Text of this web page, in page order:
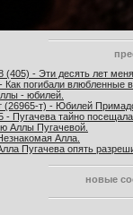
- Эти десять лет меня
погибали влюбленные в
- юбилей.
(26965-т) - Юбилей
Пугачева тайно посещала
Аллы Пугачевой.
Алла.
Пугачева опять
новые